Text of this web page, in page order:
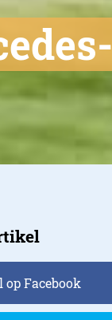
op Facebook